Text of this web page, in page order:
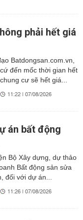
phải hết giá
Batdongsan.com.vn,
đến mốc thời gian hết
cư sẽ hết giá...
11:22 | 07/08/2026
án bất động
Bộ Xây dựng, dự thảo
Bất động sản sửa
đối với dự án...
11:26 | 07/08/2026